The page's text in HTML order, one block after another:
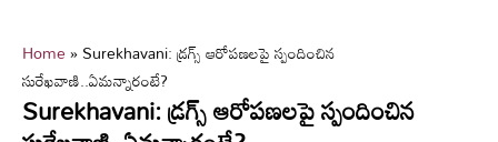
Home»Surekhavani: డ్రగ్స్ ఆరోపణలపై స్పందించిన
సురేఖవాణి..ఏమన్నారంటే?
Surekhavani: డ్రగ్స్ ఆరోపణలపై స్పందించిన